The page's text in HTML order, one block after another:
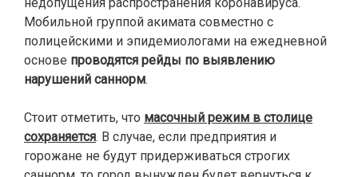
Мобильной группой акимата совместно с
полицейскими и эпидемиологами на ежедневной
основе проводятся рейды по выявлению
нарушений саннорм.
Стоит отметить, что масочный режим в столице
сохраняется. В случае, если предприятия и
горожане не будут придерживаться строгих